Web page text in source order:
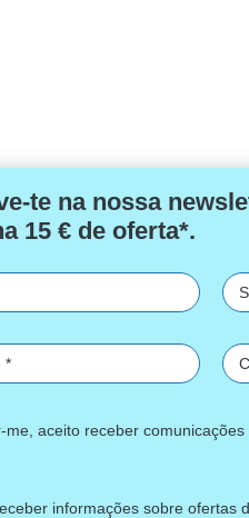
te na nossa
15 € de oferta*.
me, aceito receber
informações sobre ofertas